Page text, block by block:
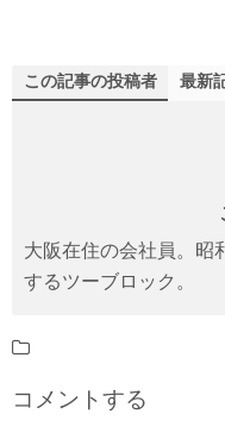
この記事の投稿者 最新
大阪在住の会社員。昭
するツーブロック。
コメントする